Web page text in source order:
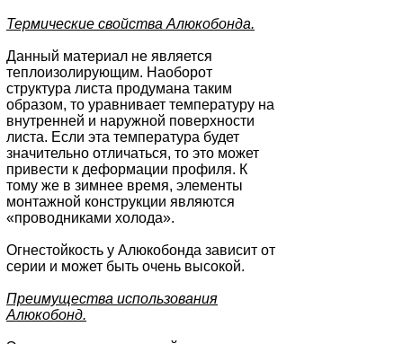
Термические свойства Алюкобонда.
Данный материал не является
теплоизолирующим. Наоборот
структура листа продумана таким
образом, то уравнивает температуру на
внутренней и наружной поверхности
листа. Если эта температура будет
значительно отличаться, то это может
привести к деформации профиля. К
тому же в зимнее время, элементы
монтажной конструкции являются
«проводниками холода».
Огнестойкость у Алюкобонда зависит от
серии и может быть очень высокой.
Преимущества использования
Алюкобонд.